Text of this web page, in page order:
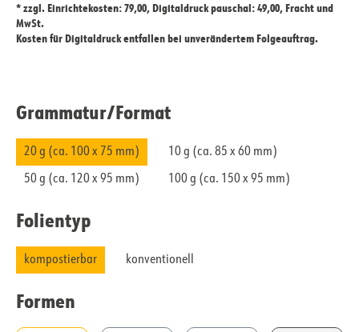
* zzgl. Einrichtekosten: 79,00, Digitaldruck pauschal: 49,00, Fracht und
MwSt.
Kosten für Digitaldruck entfallen bei unverändertem Folgeauftrag.
Grammatur/​Format
20 g (ca. 100 x 75 mm) 10 g (ca. 85 x 60 mm)
50 g (ca. 120 x 95 mm) 100 g (ca. 150 x 95 mm)
Folientyp
kompostierbar konventionell
Formen